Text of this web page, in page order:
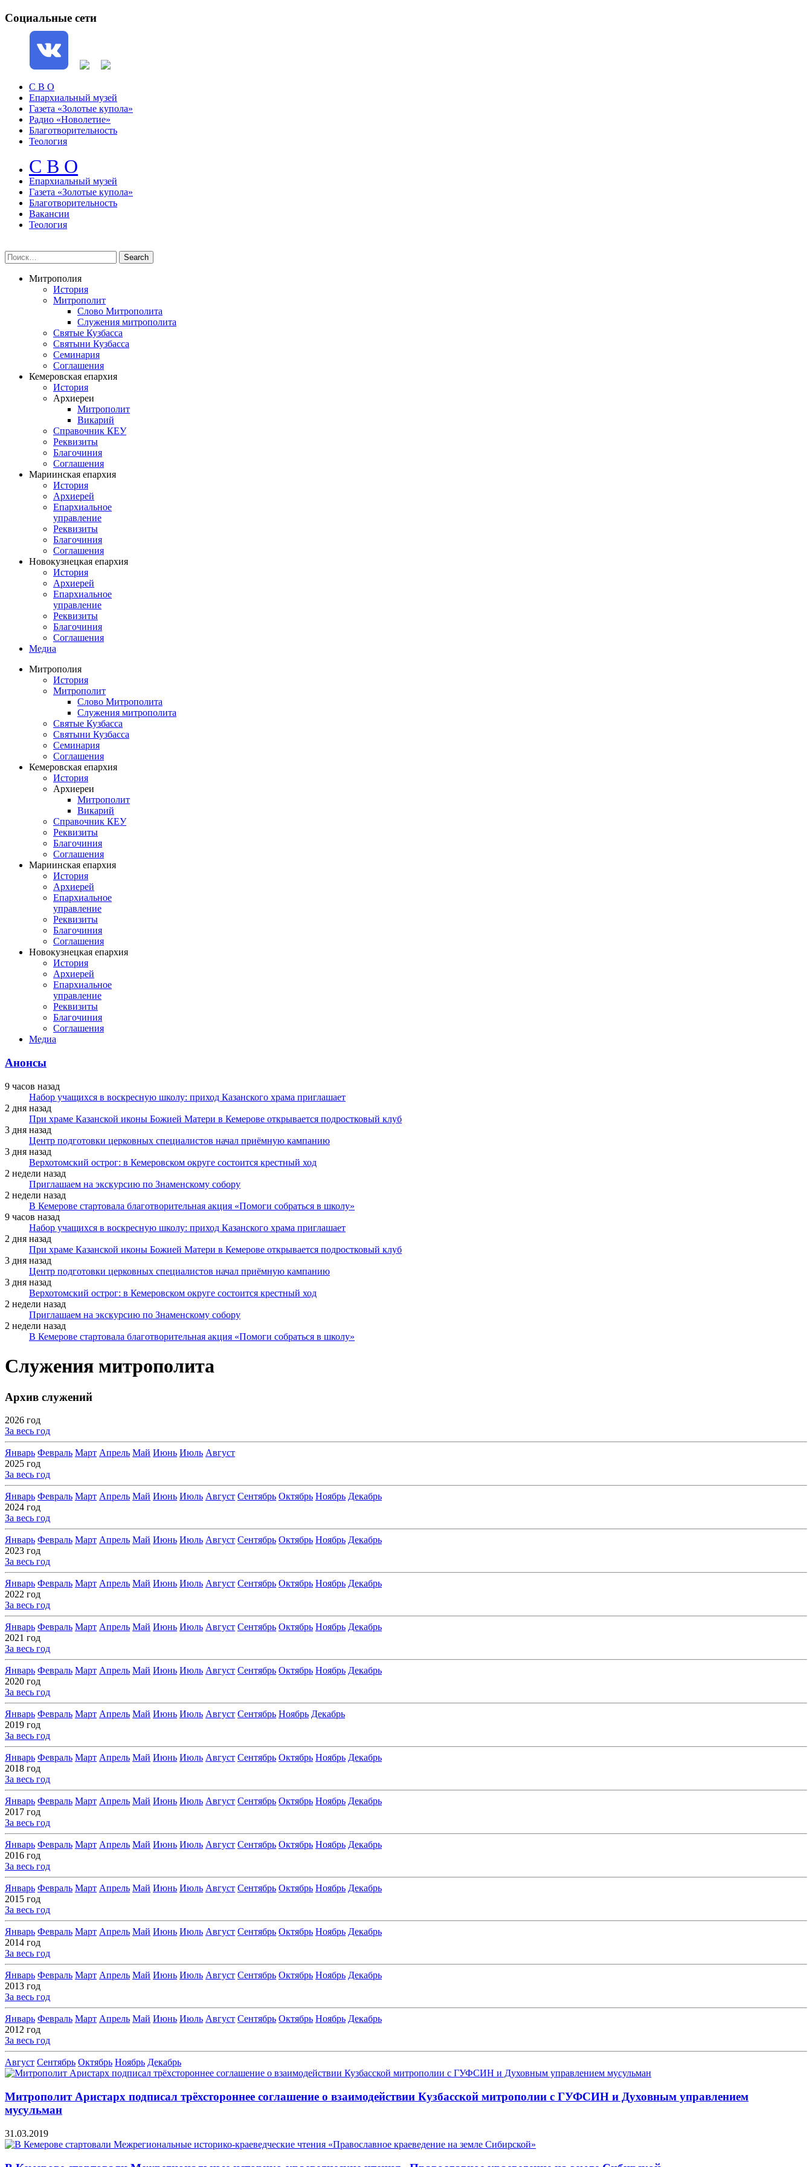
Социальные сети
С В О
Епархиальный музей
Газета «Золотые купола»
Радио «Новолетие»
Благотворительность
Теология
С В О
Епархиальный музeй
Газета «Золотые купола»
Благотворительность
Вакансии
Теология
Митрополия
История
Митрополит
Слово Митрополита
Служения митрополита
Святые Кузбасса
Святыни Кузбасса
Семинария
Соглашения
Кемеровская епархия
История
Архиереи
Митрополит
Викарий
Справочник КЕУ
Реквизиты
Благочиния
Соглашения
Мариинская епархия
История
Архиерей
Епархиальное
управление
Реквизиты
Благочиния
Соглашения
Новокузнецкая епархия
История
Архиерей
Епархиальное
управление
Реквизиты
Благочиния
Соглашения
Медиа
Митрополия
История
Митрополит
Слово Митрополита
Служения митрополита
Святые Кузбасса
Святыни Кузбасса
Семинария
Соглашения
Кемеровская епархия
История
Архиереи
Митрополит
Викарий
Справочник КЕУ
Реквизиты
Благочиния
Соглашения
Мариинская епархия
История
Архиерей
Епархиальное
управление
Реквизиты
Благочиния
Соглашения
Новокузнецкая епархия
История
Архиерей
Епархиальное
управление
Реквизиты
Благочиния
Соглашения
Медиа
Анонсы
9 часов назад
Набор учащихся в воскресную школу: приход Казанского храма приглашает
2 дня назад
При храме Казанской иконы Божией Матери в Кемерове открывается подростковый клуб
3 дня назад
Центр подготовки церковных специалистов начал приёмную кампанию
3 дня назад
Верхотомский острог: в Кемеровском округе состоится крестный ход
2 недели назад
Приглашаем на экскурсию по Знаменскому собору
2 недели назад
В Кемерове стартовала благотворительная акция «Помоги собраться в школу»
9 часов назад
Набор учащихся в воскресную школу: приход Казанского храма приглашает
2 дня назад
При храме Казанской иконы Божией Матери в Кемерове открывается подростковый клуб
3 дня назад
Центр подготовки церковных специалистов начал приёмную кампанию
3 дня назад
Верхотомский острог: в Кемеровском округе состоится крестный ход
2 недели назад
Приглашаем на экскурсию по Знаменскому собору
2 недели назад
В Кемерове стартовала благотворительная акция «Помоги собраться в школу»
Служения митрополита
Архив служений
2026 год
За весь год
Январь Февраль Март Апрель Май Июнь Июль Август
2025 год
За весь год
Январь Февраль Март Апрель Май Июнь Июль Август Сентябрь Октябрь Ноябрь Декабрь
2024 год
За весь год
Январь Февраль Март Апрель Май Июнь Июль Август Сентябрь Октябрь Ноябрь Декабрь
2023 год
За весь год
Январь Февраль Март Апрель Май Июнь Июль Август Сентябрь Октябрь Ноябрь Декабрь
2022 год
За весь год
Январь Февраль Март Апрель Май Июнь Июль Август Сентябрь Октябрь Ноябрь Декабрь
2021 год
За весь год
Январь Февраль Март Апрель Май Июнь Июль Август Сентябрь Октябрь Ноябрь Декабрь
2020 год
За весь год
Январь Февраль Март Апрель Май Июнь Июль Август Сентябрь Ноябрь Декабрь
2019 год
За весь год
Январь Февраль Март Апрель Май Июнь Июль Август Сентябрь Октябрь Ноябрь Декабрь
2018 год
За весь год
Январь Февраль Март Апрель Май Июнь Июль Август Сентябрь Октябрь Ноябрь Декабрь
2017 год
За весь год
Январь Февраль Март Апрель Май Июнь Июль Август Сентябрь Октябрь Ноябрь Декабрь
2016 год
За весь год
Январь Февраль Март Апрель Май Июнь Июль Август Сентябрь Октябрь Ноябрь Декабрь
2015 год
За весь год
Январь Февраль Март Апрель Май Июнь Июль Август Сентябрь Октябрь Ноябрь Декабрь
2014 год
За весь год
Январь Февраль Март Апрель Май Июнь Июль Август Сентябрь Октябрь Ноябрь Декабрь
2013 год
За весь год
Январь Февраль Март Апрель Май Июнь Июль Август Сентябрь Октябрь Ноябрь Декабрь
2012 год
За весь год
Август Сентябрь Октябрь Ноябрь Декабрь
Митрополит Аристарх подписал трёхстороннее соглашение о взаимодействии Кузбасской митрополии с ГУФСИН и Духовным управлением
мусульман
31.03.2019